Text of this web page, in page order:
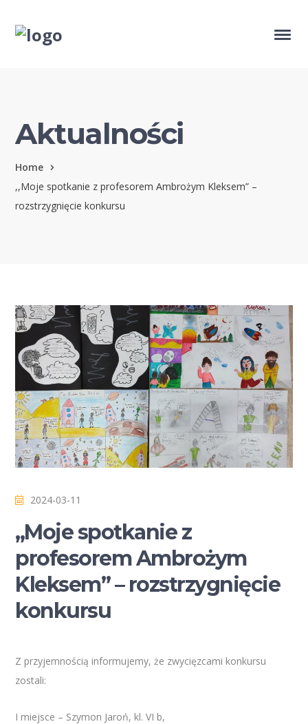
Aktualności
Home
,,Moje spotkanie z profesorem Ambrożym Kleksem” –
rozstrzygnięcie konkursu
2024-03-11
,,Moje spotkanie z
profesorem Ambrożym
Kleksem” – rozstrzygnięcie
konkursu
Z przyjemnością informujemy, że zwycięzcami konkursu
zostali:
I miejsce – Szymon Jaroń, kl. VI b,